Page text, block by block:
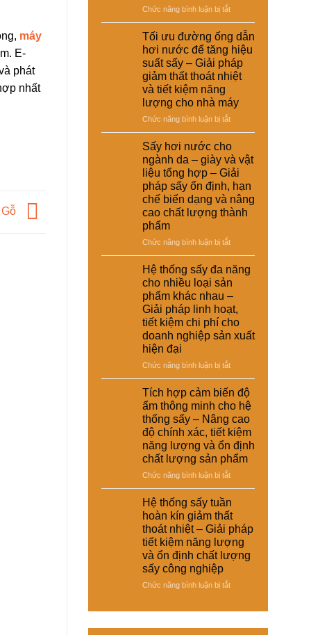
máy
E-
phát
nhất
hiệu
suất
tái
chế
giải
pháp
kinh
tế
cho
nhà
Giải
pháp
ổn
định
dưỡng
nâng
cao
chất
lượng
sản
phẩm
Chức năng bình luận bị tắtở
dụng
nồi
hơi
tự
động
hệ
nước
–
Giải
pháp
nâng
cao
và
tự
động
hóa
máy
Tối ưu đường ống dẫn
hơi nước để tăng hiệu
suất sấy – Giải pháp
giảm thất thoát nhiệt
và tiết kiệm năng
lượng cho nhà máy
Chức năng bình luận bị tắtở
đường
ống
dẫn
hơi
nước
để
–
Giải
pháp
giảm
thất
tiết
kiệm
năng
lượng
nhà
máy
Sấy hơi nước cho
ngành da – giày và vật
liệu tổng hợp – Giải
pháp sấy ổn định, hạn
chế biến dạng và nâng
cao chất lượng thành
phẩm
Chức năng bình luận bị tắtở
hơi
nước
cho
da
–
giày
hợp
–
Giải
pháp
sấy
ổn
hạn
chế
biến
dạng
và
nâng
cao
chất
thành
Hệ thống sấy đa năng
cho nhiều loại sản
phẩm khác nhau –
Giải pháp linh hoạt,
tiết kiệm chi phí cho
doanh nghiệp sản xuất
hiện đại
Chức năng bình luận bị tắtở
thống
sấy
đa
năng
cho
nhiều
loại
nhau
–
Giải
pháp
linh
kiệm
phí
Tích hợp cảm biến độ
ẩm thông minh cho hệ
thống sấy – Nâng cao
độ chính xác, tiết kiệm
năng lượng và ổn định
chất lượng sản phẩm
Chức năng bình luận bị tắtở
biến
độ
ẩm
thông
–
Hệ thống sấy tuần
hoàn kín giảm thất
thoát nhiệt – Giải pháp
tiết kiệm năng lượng
và ổn định chất lượng
sấy công nghiệp
Chức năng bình luận bị tắtở